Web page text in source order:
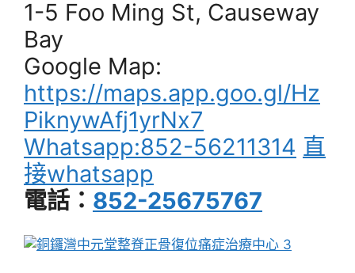
1-5 Foo Ming St, Causeway
Bay
Google Map:
https://maps.app.goo.gl/Hz
PiknywAfj1yrNx7
Whatsapp:852-56211314 直
接whatsapp
電話： 852-25675767